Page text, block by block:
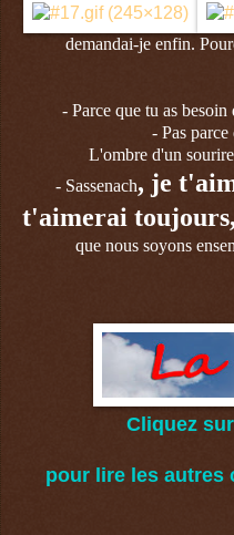
demandai-je enfin.
- Parce que tu as
- Pas
L'ombre d'un sourire
- Sassenach, je
t'aimerai toujours,
que nous soyons
Cliquez
pour lire les autres